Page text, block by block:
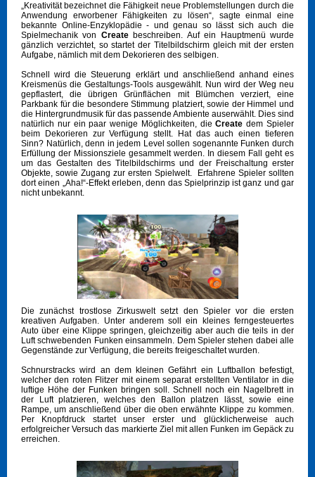
„Kreativität bezeichnet die Fähigkeit neue Problemstellungen durch die
Anwendung erworbener Fähigkeiten zu lösen“, sagte einmal eine
bekannte Online-Enzyklopädie - und genau so lässt sich auch die
Spielmechanik von Createbeschreiben. Auf ein Hauptmenü wurde
gänzlich verzichtet, so startet der Titelbildschirm gleich mit der ersten
Aufgabe, nämlich mit dem Dekorieren des selbigen.
Schnell wird die Steuerung erklärt und anschließend anhand eines
Kreismenüs die Gestaltungs-Tools ausgewählt. Nun wird der Weg neu
gepflastert, die übrigen Grünflächen mit Blümchen verziert, eine
Parkbank für die besondere Stimmung platziert, sowie der Himmel und
die Hintergrundmusik für das passende Ambiente auserwählt. Dies sind
natürlich nur ein paar wenige Möglichkeiten, dieCreate dem Spieler
beim Dekorieren zur Verfügung stellt. Hat das auch einen tieferen
Sinn? Natürlich, denn in jedem Level sollen sogenannte Funken durch
Erfüllung der Missionsziele gesammelt werden. In diesem Fall geht es
um das Gestalten des Titelbildschirms und der Freischaltung erster
Objekte, sowie Zugang zur ersten Spielwelt. Erfahrene Spieler sollten
dort einen „Aha!“-Effekt erleben, denn das Spielprinzip ist ganz und gar
nicht unbekannt.
Die zunächst trostlose Zirkuswelt setzt den Spieler vor die ersten
kreativen Aufgaben. Unter anderem soll ein kleines ferngesteuertes
Auto über eine Klippe springen, gleichzeitig aber auch die teils in der
Luft schwebenden Funken einsammeln. Dem Spieler stehen dabei alle
Gegenstände zur Verfügung, die bereits freigeschaltet wurden.
Schnurstracks wird an dem kleinen Gefährt ein Luftballon befestigt,
welcher den roten Flitzer mit einem separat erstellten Ventilator in die
luftige Höhe der Funken bringen soll. Schnell noch ein Nagelbrett in
der Luft platzieren, welches den Ballon platzen lässt, sowie eine
Rampe, um anschließend über die oben erwähnte Klippe zu kommen.
Per Knopfdruck startet unser erster und glücklicherweise auch
erfolgreicher Versuch das markierte Ziel mit allen Funken im Gepäck zu
erreichen.